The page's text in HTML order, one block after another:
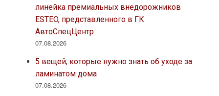
линейка премиальных внедорожников
ESTEO, представленного в ГК
АвтоСпецЦентр
07.08.2026
5 вещей, которые нужно знать об уходе за
ламинатом дома
07.08.2026